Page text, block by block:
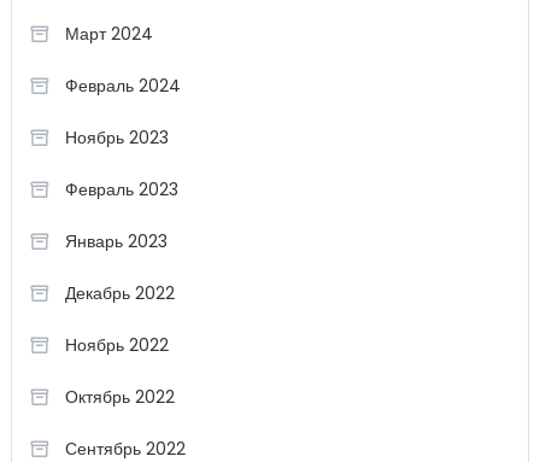
Март 2024
Февраль 2024
Ноябрь 2023
Февраль 2023
Январь 2023
Декабрь 2022
Ноябрь 2022
Октябрь 2022
Сентябрь 2022